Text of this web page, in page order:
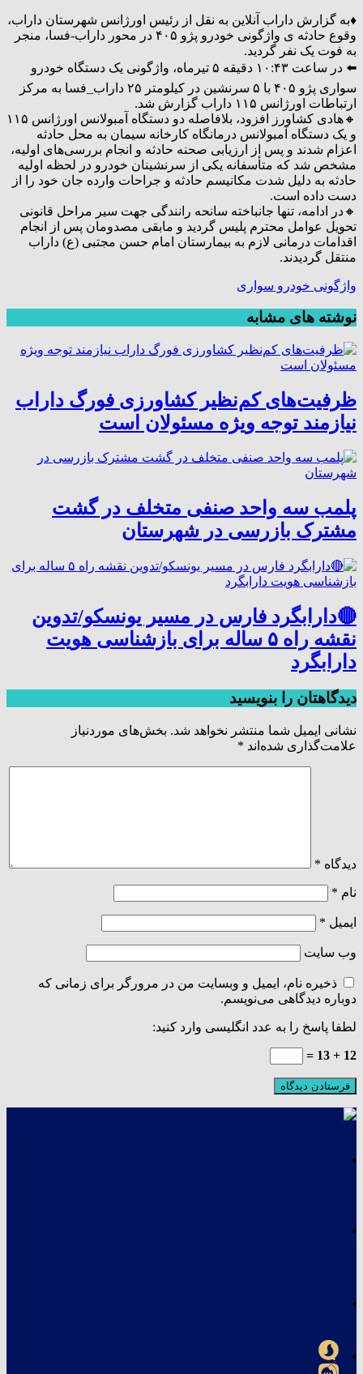
♦️به گزارش داراب آنلاین به نقل از رئیس اورژانس شهرستان داراب،
وقوع حادثه ی واژگونی خودرو پژو ۴۰۵ در محور داراب-فسا، منجر
به فوت یک نفر گردید.
⬅️ در ساعت ۱۰:۴۳ دقیقه ۵ تیرماه، واژگونی یک دستگاه خودرو
سواری پژو ۴۰۵ با ۵ سرنشین در کیلومتر ۲۵ داراب_فسا به مرکز
ارتباطات اورژانس ۱۱۵ داراب گزارش شد.
🔸هادی کشاورز افزود، بلافاصله دو دستگاه آمبولانس اورژانس ۱۱۵
و یک دستگاه آمبولانس درمانگاه کارخانه سیمان به محل حادثه
اعزام شدند و پس از ارزیابی صحنه حادثه و انجام بررسی‌های اولیه،
مشخص شد که متأسفانه یکی از سرنشینان خودرو در لحظه اولیه
حادثه به دلیل شدت مکانیسم حادثه و جراحات وارده جان خود را از
دست داده است.
🔸در ادامه، تنها جانباخته سانحه رانندگی جهت سیر مراحل قانونی
تحویل عوامل محترم پلیس گردید و مابقی مصدومان پس از انجام
اقدامات درمانی لازم به بیمارستان امام حسن مجتبی (ع) داراب
منتقل گردیدند.
واژگونی خودرو سواری
نوشته های مشابه
ظرفیت‌های کم‌نظیر کشاورزی فورگ داراب
نیازمند توجه ویژه مسئولان است
پلمب سه واحد صنفی متخلف در گشت
مشترک بازرسی در شهرستان
🔴دارابگرد فارس در مسیر یونسکو/تدوین
نقشه راه ۵ ساله برای بازشناسی هویت
دارابگرد
دیدگاهتان را بنویسید
نشانی ایمیل شما منتشر نخواهد شد. بخش‌های موردنیاز
علامت‌گذاری شده‌اند *
دیدگاه *
نام *
ایمیل *
وب‌ سایت
ذخیره نام، ایمیل و وبسایت من در مرورگر برای زمانی که
دوباره دیدگاهی می‌نویسم.
لطفا پاسخ را به عدد انگلیسی وارد کنید:
12 + 13 =